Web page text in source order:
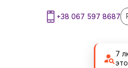
+38 067 597 8687
7